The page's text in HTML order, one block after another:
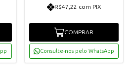
R$47,22 com PIX
COMPRAR
Consulte-nos pelo WhatsApp